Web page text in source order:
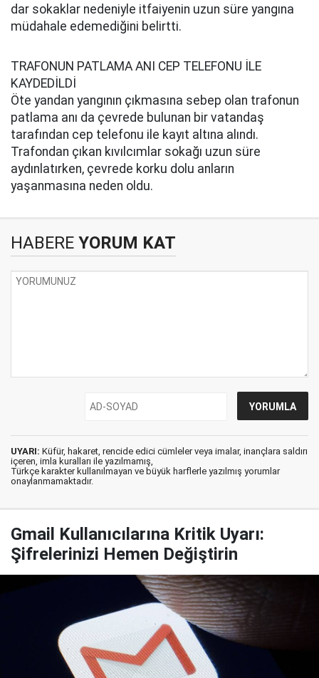
dar sokaklar nedeniyle itfaiyenin uzun süre yangına
müdahale edemediğini belirtti.
TRAFONUN PATLAMA ANI CEP TELEFONU İLE
KAYDEDİLDİ
Öte yandan yangının çıkmasına sebep olan trafonun
patlama anı da çevrede bulunan bir vatandaş
tarafından cep telefonu ile kayıt altına alındı.
Trafondan çıkan kıvılcımlar sokağı uzun süre
aydınlatırken, çevrede korku dolu anların
yaşanmasına neden oldu.
HABERE YORUM KAT
UYARI: Küfür, hakaret, rencide edici cümleler veya imalar, inançlara saldırı
içeren, imla kuralları ile yazılmamış,
Türkçe karakter kullanılmayan ve büyük harflerle yazılmış yorumlar
onaylanmamaktadır.
Gmail Kullanıcılarına Kritik Uyarı:
Şifrelerinizi Hemen Değiştirin